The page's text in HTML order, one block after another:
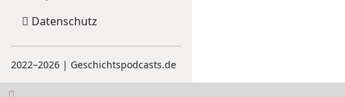
Datenschutz
2022–2026 | Geschichtspodcasts.de